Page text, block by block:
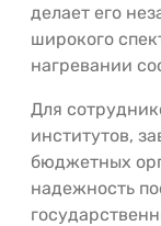
делает его
широкого
нагревании
Для
институтов,
бюджетных
надежность